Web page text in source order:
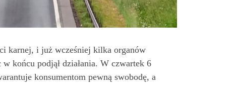
karnej, i już wcześniej kilka organów
końcu podjął działania. W czwartek 6
konsumentom pewną swobodę, a